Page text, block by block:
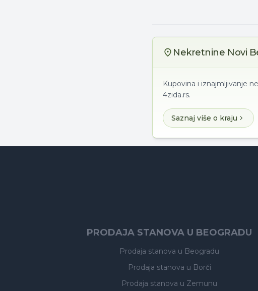
Nekretnine Novi
Kupovina i iznajmljivanje
4zida.rs.
Saznaj više o kraju
PRODAJA STANOVA U BEOGRADU
Prodaja stanova u Beogradu
Prodaja stanova u Borči
Prodaja stanova u Zemunu